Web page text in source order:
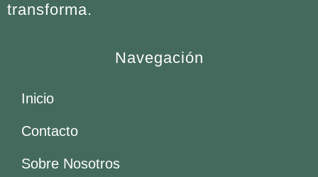
transforma.
Navegación
Inicio
Contacto
Sobre Nosotros